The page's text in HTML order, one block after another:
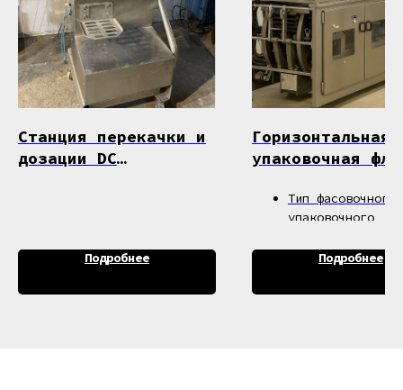
Станция перекачки и
дозации DC
Подробнее
Горизонтальная
упаковочная
Тип фасовочного
упаковочного
ный аппарат
Подробнее